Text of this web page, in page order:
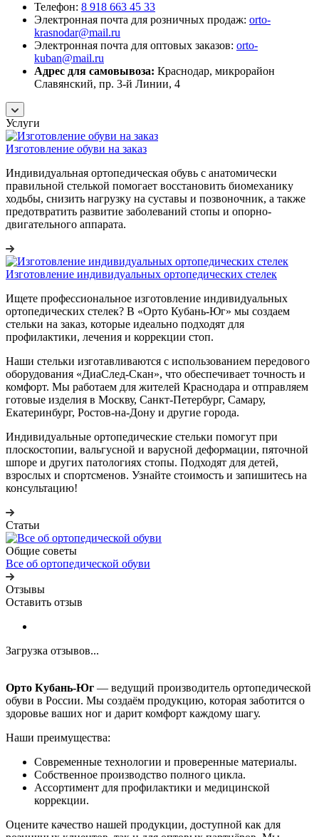
Телефон: 8 918 663 45 33
Электронная почта для розничных продаж: orto-
krasnodar@mail.ru
Электронная почта для оптовых заказов: orto-
kuban@mail.ru
Адрес для самовывоза: Краснодар, микрорайон
Славянский, пр. 3-й Линии, 4
Услуги
Изготовление обуви на заказ
Индивидуальная ортопедическая обувь с анатомически
правильной стелькой помогает восстановить биомеханику
ходьбы, снизить нагрузку на суставы и позвоночник, а также
предотвратить развитие заболеваний стопы и опорно-
двигательного аппарата.
Изготовление индивидуальных ортопедических стелек
Ищете профессиональное изготовление индивидуальных
ортопедических стелек? В «Орто Кубань-Юг» мы создаем
стельки на заказ, которые идеально подходят для
профилактики, лечения и коррекции стоп.
Наши стельки изготавливаются с использованием передового
оборудования «ДиаСлед-Скан», что обеспечивает точность и
комфорт. Мы работаем для жителей Краснодара и отправляем
готовые изделия в Москву, Санкт-Петербург, Самару,
Екатеринбург, Ростов-на-Дону и другие города.
Индивидуальные ортопедические стельки помогут при
плоскостопии, вальгусной и варусной деформации, пяточной
шпоре и других патологиях стопы. Подходят для детей,
взрослых и спортсменов. Узнайте стоимость и запишитесь на
консультацию!
Статьи
Общие советы
Все об ортопедической обуви
Отзывы
Оставить отзыв
Загрузка отзывов...
Орто Кубань-Юг — ведущий производитель ортопедической
обуви в России. Мы создаём продукцию, которая заботится о
здоровье ваших ног и дарит комфорт каждому шагу.
Наши преимущества:
Современные технологии и проверенные материалы.
Собственное производство полного цикла.
Ассортимент для профилактики и медицинской
коррекции.
Оцените качество нашей продукции, доступной как для